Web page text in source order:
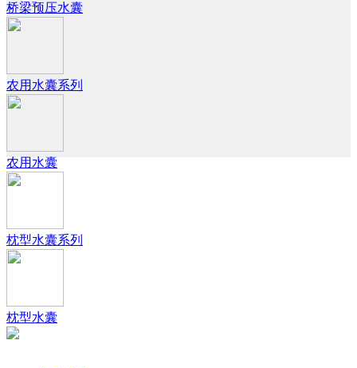
桥梁预压水囊
农用水囊系列
农用水囊
枕型水囊系列
枕型水囊